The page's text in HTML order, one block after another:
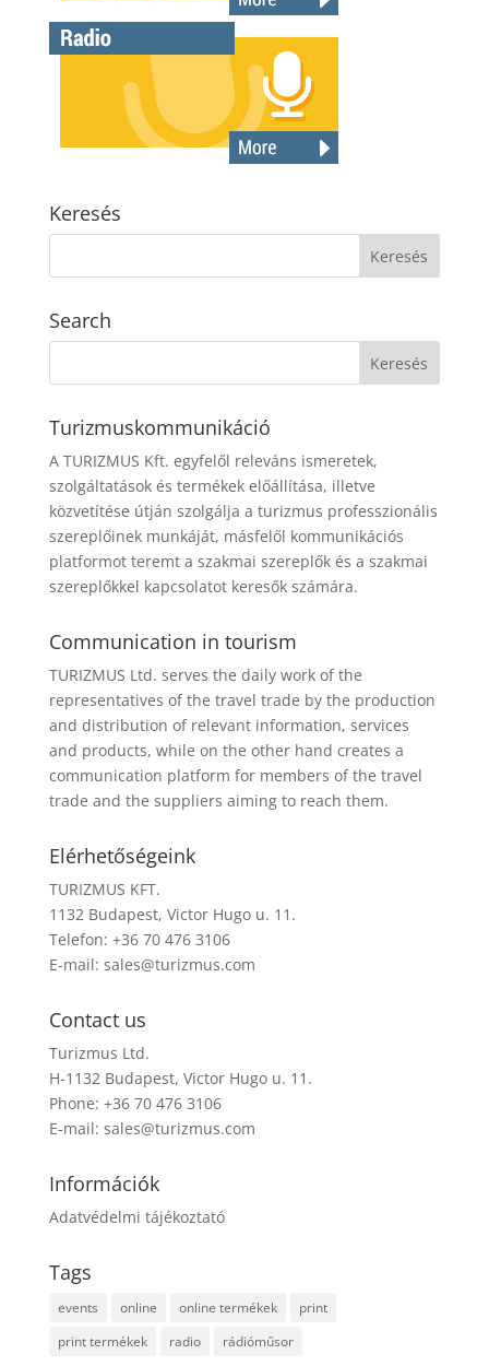
Keresés
Search
Turizmuskommunikáció
A TURIZMUS Kft. egyfelől releváns ismeretek,
szolgáltatások és termékek előállítása, illetve
közvetítése útján szolgálja a turizmus professzionális
szereplőinek munkáját, másfelől kommunikációs
platformot teremt a szakmai szereplők és a szakmai
szereplőkkel kapcsolatot keresők számára.
Communication in tourism
TURIZMUS Ltd. serves the daily work of the
representatives of the travel trade by the production
and distribution of relevant information, services
and products, while on the other hand creates a
communication platform for members of the travel
trade and the suppliers aiming to reach them.
Elérhetőségeink
TURIZMUS KFT.
1132 Budapest, Victor Hugo u. 11.
Telefon: +36 70 476 3106
E-mail: sales@turizmus.com
Contact us
Turizmus Ltd.
H-1132 Budapest, Victor Hugo u. 11.
Phone: +36 70 476 3106
E-mail: sales@turizmus.com
Információk
Adatvédelmi tájékoztató
Tags
events online online termékek
print
print termékek
radio rádióműsor